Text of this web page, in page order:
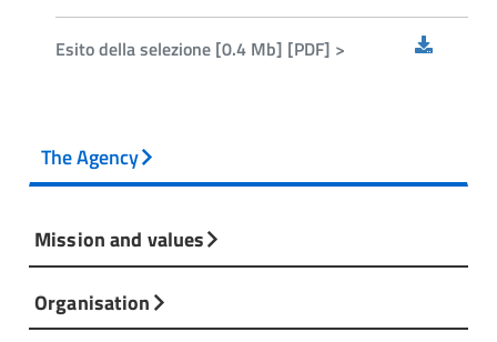
Esito della selezione [0.4 Mb] [PDF] >
The Agency
Mission and values
Organisation